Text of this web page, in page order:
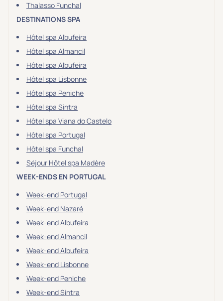
Thalasso Funchal
DESTINATIONS SPA
Hôtel spa Albufeira
Hôtel spa Almancil
Hôtel spa Albufeira
Hôtel spa Lisbonne
Hôtel spa Peniche
Hôtel spa Sintra
Hôtel spa Viana do Castelo
Hôtel spa Portugal
Hôtel spa Funchal
Séjour Hôtel spa Madère
WEEK-ENDS EN PORTUGAL
Week-end Portugal
Week-end Nazaré
Week-end Albufeira
Week-end Almancil
Week-end Albufeira
Week-end Lisbonne
Week-end Peniche
Week-end Sintra